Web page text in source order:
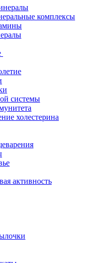
комплексы
системы
холестерина
активность